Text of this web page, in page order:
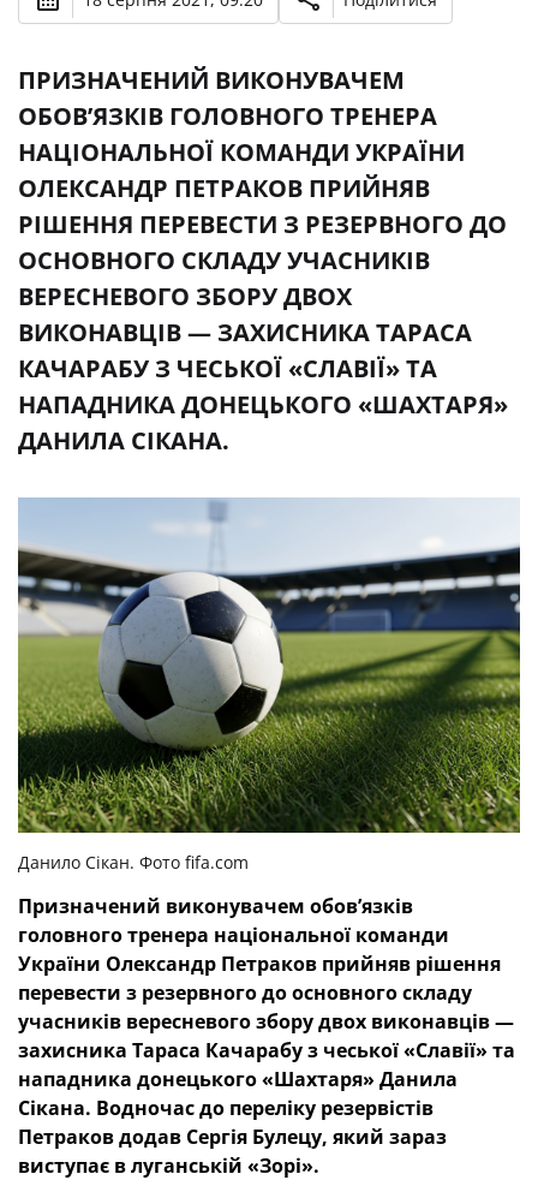
ПРИЗНАЧЕНИЙ ВИКОНУВАЧЕМ
ОБОВ’ЯЗКІВ ГОЛОВНОГО ТРЕНЕРА
НАЦІОНАЛЬНОЇ КОМАНДИ УКРАЇНИ
ОЛЕКСАНДР ПЕТРАКОВ ПРИЙНЯВ
РІШЕННЯ ПЕРЕВЕСТИ З РЕЗЕРВНОГО ДО
ОСНОВНОГО СКЛАДУ УЧАСНИКІВ
ВЕРЕСНЕВОГО ЗБОРУ ДВОХ
ВИКОНАВЦІВ — ЗАХИСНИКА ТАРАСА
КАЧАРАБУ З ЧЕСЬКОЇ «СЛАВІЇ» ТА
НАПАДНИКА ДОНЕЦЬКОГО «ШАХТАРЯ»
ДАНИЛА СІКАНА.
Данило Сікан. Фото fifa.com
Призначений виконувачем обов’язків
головного тренера національної команди
України Олександр Петраков прийняв рішення
перевести з резервного до основного складу
учасників вересневого збору двох виконавців —
захисника Тараса Качарабу з чеської «Славії» та
нападника донецького «Шахтаря» Данила
Сікана. Водночас до переліку резервістів
Петраков додав Сергія Булецу, який зараз
виступає в луганській «Зорі».